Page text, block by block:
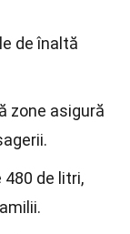
de înaltă
zone asigură
de litri,